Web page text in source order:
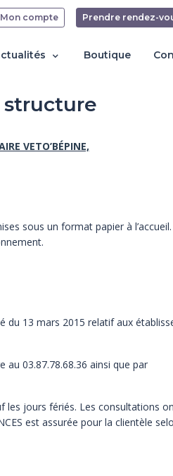
Boutique
Mon compte Prendre rendez-
VETO’BÉPINE,
sous un format papier à l’accueil.
du 13 mars 2015 relatif aux
au 03.87.78.68.36 ainsi que par
les jours fériés. Les consultations
est assurée pour la clientèle